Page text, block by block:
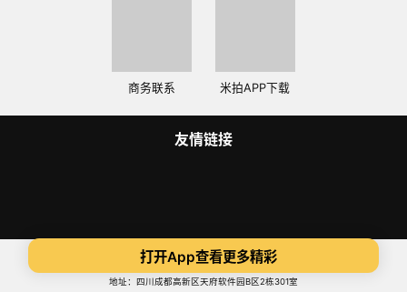
打开App查看更多精彩
商务联系 米拍APP下载
友情链接
Copyright 2014-2025 米拍（成都）视觉科技有限公司 版权所有
蜀ICP备14015734号
ICP证:川B2-20180306
地址：四川成都高新区天府软件园B区2栋301室